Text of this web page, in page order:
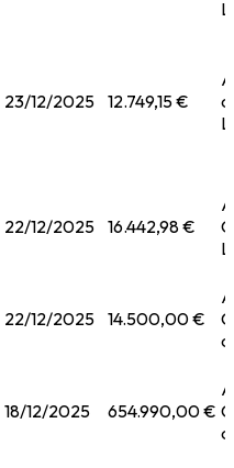
23/12/2025 12.749,15 €
22/12/2025 16.442,98 €
22/12/2025 14.500,00 €
18/12/2025 654.990,00 €